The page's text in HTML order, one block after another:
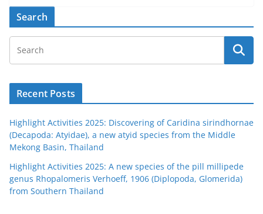
Search
Recent Posts
Highlight Activities 2025: Discovering of Caridina sirindhornae
(Decapoda: Atyidae), a new atyid species from the Middle
Mekong Basin, Thailand
Highlight Activities 2025: A new species of the pill millipede
genus Rhopalomeris Verhoeff, 1906 (Diplopoda, Glomerida)
from Southern Thailand